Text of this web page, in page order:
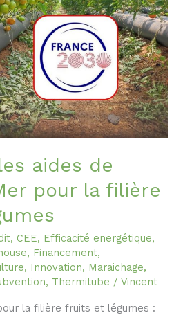
aides de
pour la filière
, CEE, Efficacité energétique,
, Financement,
, Innovation, Maraichage,
, Thermitube /Vincent
la filière fruits et légumes :